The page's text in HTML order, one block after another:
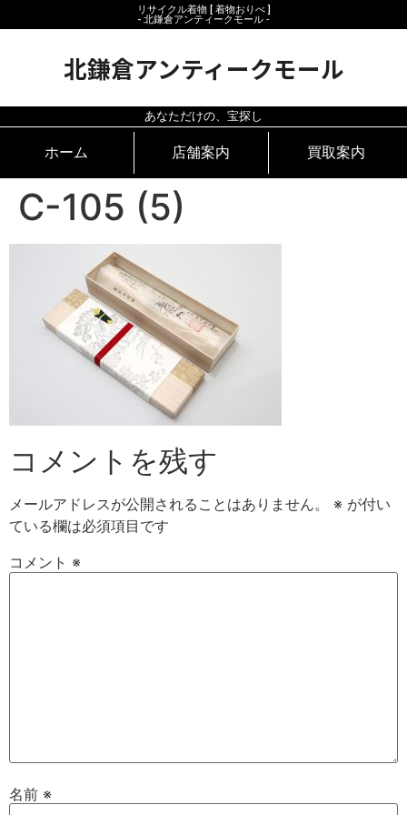
リサイクル着物 [ 着物おりべ ]
- 北鎌倉アンティークモール ‐
北鎌倉アンティークモール
あなただけの、宝探し
ホーム 店舗案内 買取案内
C-105 (5)
コメントを残す
メールアドレスが公開されることはありません。 ※ が付い
ている欄は必須項目です
コメント ※
名前 ※